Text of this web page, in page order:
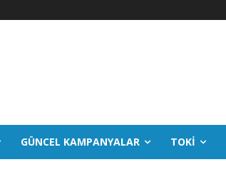
GÜNCEL KAMPANYALAR TOKİ